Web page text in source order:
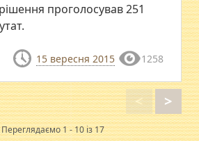
проголосував 251
15 вересня 2015 1258
< >
Переглядаємо 1 - 10 із 17